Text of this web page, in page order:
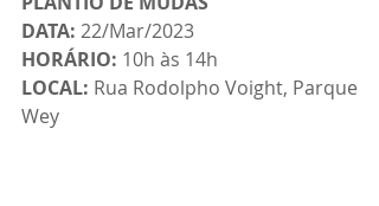
DATA: 22/Mar/2023
HORÁRIO: 10h às 14h
LOCAL: Rua Rodolpho Voight, Parque
Wey